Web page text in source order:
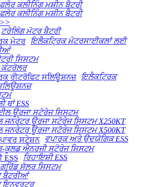
ਕਲੀਨਿੰਗ ਮਸ਼ੀਨ ਬੈਟਰੀ
ਕਲੀਨਿੰਗ ਮਸ਼ੀਨ ਬੈਟਰੀ
ਟਰੋਲਿੰਗ ਮੋਟਰ ਬੈਟਰੀ
ਇਲੈਕਟ੍ਰਿਕ ਮੋਟਰਸਾਈਕਲਾਂ ਲਈ
ਸਿਸਟਮ
ਇਲੈਕਟ੍ਰਿਕ
ਥਾਂ ESS
ਊਰਜਾ ਸਟੋਰੇਜ ਸਿਸਟਮ
ਜਨਰੇਟਰ ਊਰਜਾ ਸਟੋਰੇਜ ਸਿਸਟਮ X250KT
ਜਨਰੇਟਰ ਊਰਜਾ ਸਟੋਰੇਜ ਸਿਸਟਮ X500KT
ਵਪਾਰਕ ਅਤੇ ਉਦਯੋਗਿਕ ESS
ਕੂਲਡ ਐਨਰਜੀ ਸਟੋਰੇਜ ਸਿਸਟਮ
ਰਿਹਾਇਸ਼ੀ ESS
ਸੋਲਰ ਸਿਸਟਮ
ਬੈਟਰੀਆਂ
ਇਨਵਰਟਰ